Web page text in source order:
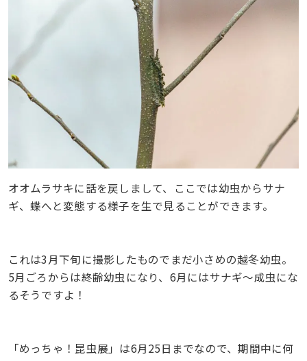
オオムラサキに話を戻しまして、ここでは幼虫からサナ
ギ、蝶へと変態する様子を生で見ることができます。
これは3月下旬に撮影したものでまだ小さめの越冬幼虫。
5月ごろからは終齢幼虫になり、6月にはサナギ〜成虫にな
るそうですよ！
「めっちゃ！昆虫展」は6月25日までなので、期間中に何